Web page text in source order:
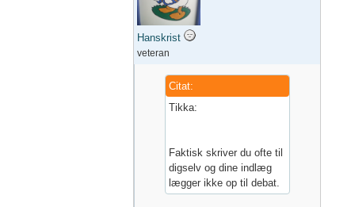
Hanskrist
veteran
Citat:
Tikka:
Faktisk skriver du ofte til
digselv og dine indlæg
lægger ikke op til debat.